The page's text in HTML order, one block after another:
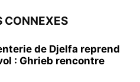
CONNEXES
de Djelfa reprend
: Ghrieb rencontre